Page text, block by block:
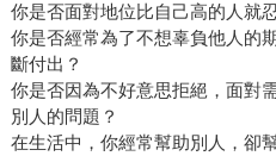
你是否面對地位比自己高的人就
你是否經常為了不想辜負他人的
斷付出？
你是否因為不好意思拒絕，面對
別人的問題？
在生活中，你經常幫助別人，